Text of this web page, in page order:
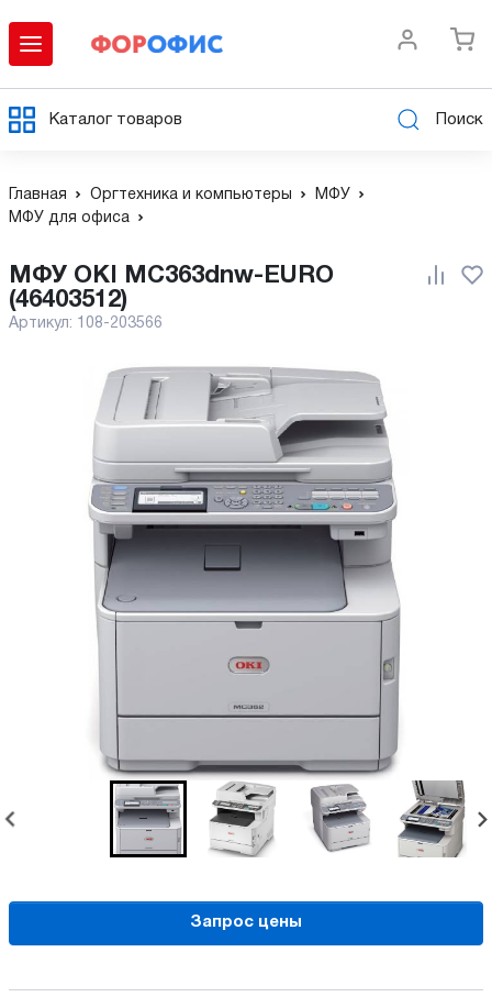
Каталог товаров Поиск
Главная Оргтехника и компьютеры
МФУ
МФУ для офиса
МФУ OKI MC363dnw-EURO
(46403512)
Артикул: 108-203566
Запрос цены